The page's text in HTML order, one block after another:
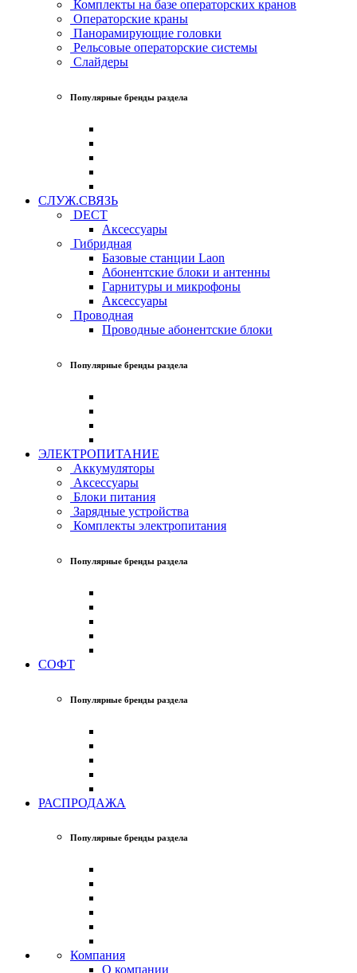
Комплекты на базе операторских кранов
Операторские краны
Панорамирующие головки
Рельсовые операторские системы
Слайдеры
Популярные бренды раздела
СЛУЖ.СВЯЗЬ
DECT
Аксессуары
Гибридная
Базовые станции Laon
Абонентские блоки и антенны
Гарнитуры и микрофоны
Аксессуары
Проводная
Проводные абонентские блоки
Популярные бренды раздела
ЭЛЕКТРОПИТАНИЕ
Аккумуляторы
Аксессуары
Блоки питания
Зарядные устройства
Комплекты электропитания
Популярные бренды раздела
СОФТ
Популярные бренды раздела
РАСПРОДАЖА
Популярные бренды раздела
Компания
О компании